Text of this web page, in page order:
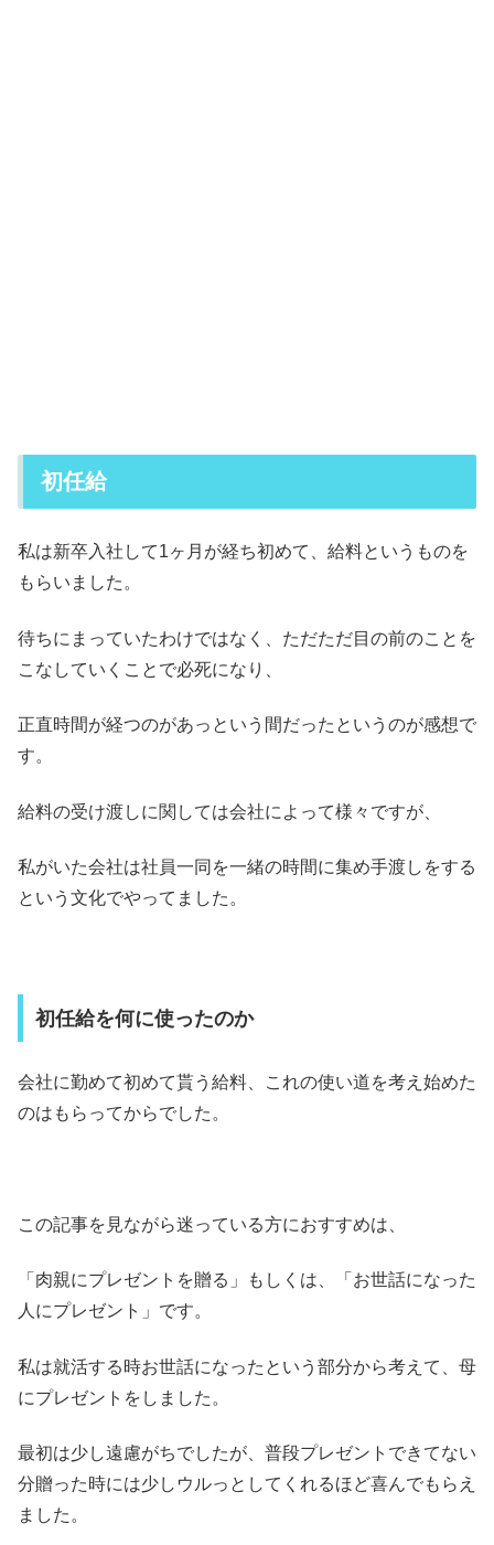
初任給
私は新卒入社して1ヶ月が経ち初めて、給料というものを
もらいました。
待ちにまっていたわけではなく
、ただただ目の前のことを
こなしていくことで必死になり、
正直時間が経つのがあっという間だったというのが感想で
す。
給料の受け渡しに関しては会社によって様々ですが、
私がいた会社は社員一同を一緒の時間に集め手渡しをする
という文化でやってました。
初任給を何に使ったのか
会社に勤めて初めて貰う給料、これの使い道を考え始めた
のはもらってからでした。
この記事を見ながら迷っている方におすすめは、
「肉親にプレゼントを贈る」もしくは、「お世話になった
人にプレゼント」です。
私は就活する時お世話になったという部分から考えて、母
にプレゼントをしました。
最初は少し遠慮がちでしたが、普段プレゼントできてない
分贈った時には少しウルっとしてくれるほど喜んでもらえ
ました。